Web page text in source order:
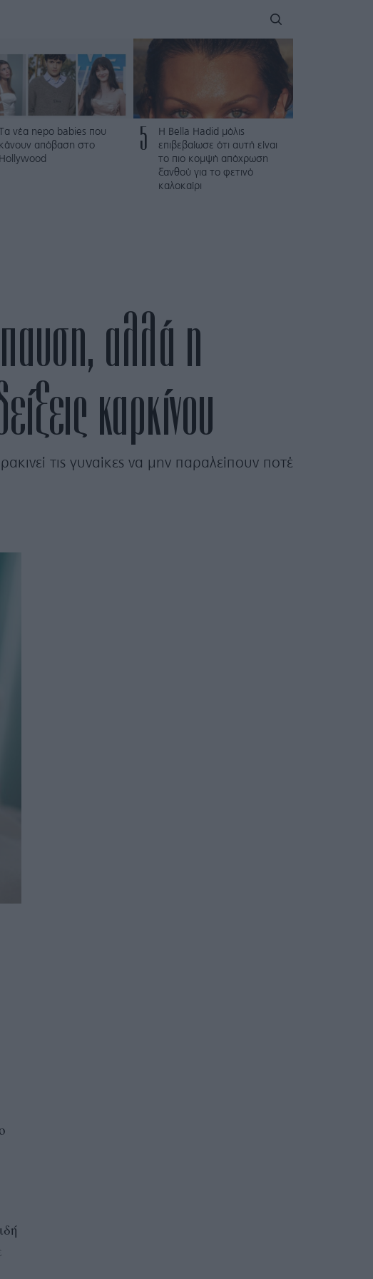
Τα νέα nepo babies που
κάνουν απόβαση στο
Hollywood
5
Η Bella Hadid μόλις
επιβεβαίωσε ότι αυτή είναι
το πιο κομψή απόχρωση
ξανθού για το φετινό
καλοκαίρι
αλλά η
καρκίνου
τις γυναίκες να μην παραλείπουν ποτέ